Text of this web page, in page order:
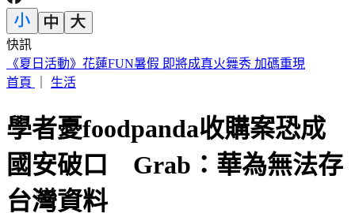
快訊
疫苗風暴燒回陳時中！羅旺哲：沈伯洋成受害者
首頁
生活
學者憂foodpanda收購案恐成
國安破口 Grab：華為無法存
台灣資料